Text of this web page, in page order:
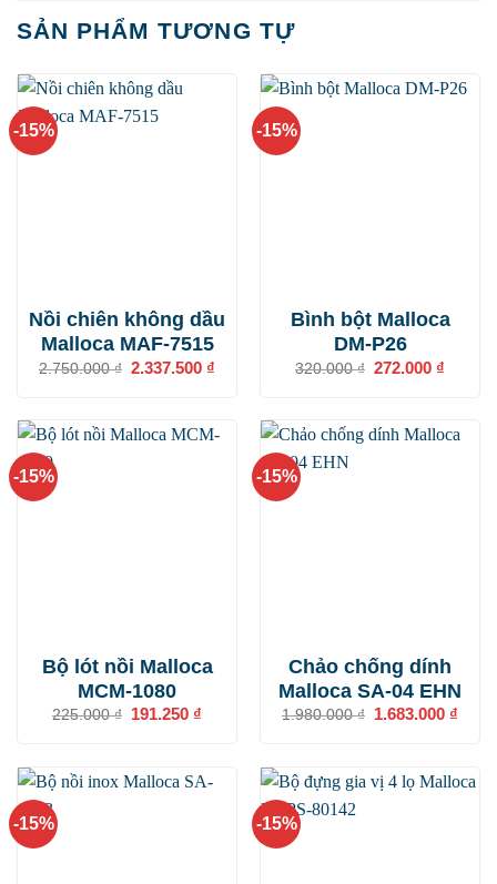
SẢN PHẨM TƯƠNG TỰ
-15%
Nồi chiên không dầu
Malloca MAF-7515
2.750.000₫ Giá
2.337.500 ₫
2.337.500 ₫.
-15%
Bình bột Malloca
DM-P26
320.000₫ Giá
272.000 ₫
-15%
Bộ lót nồi Malloca
MCM-1080
225.000₫
Giá
191.250 ₫
191.250 ₫.
-15%
Chảo chống dính
Malloca SA-04 EHN
1.980.000₫
Giá
1.683.000 ₫
-15% -15%